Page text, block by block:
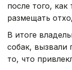
после того,
размещать
В итоге
собак, вызвали
то, что